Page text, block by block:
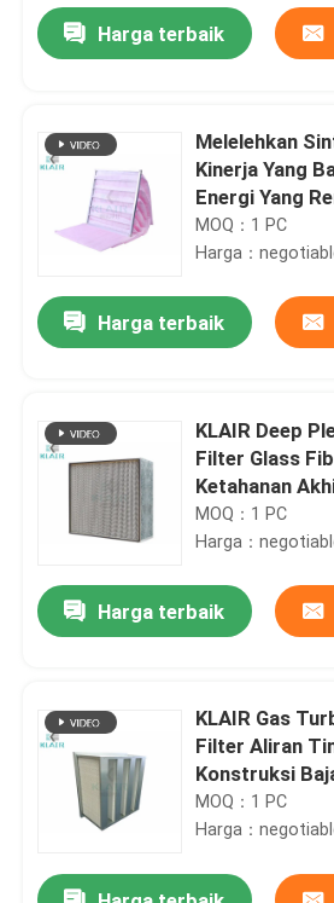
Rumah
Produk
Tentang kami
Harga terbaik
Melelehkan
Kinerja Yang
Energi Yang
MOQ：1 PC
Harga：
Harga terbaik
KLAIR Deep
Filter Glass
Ketahanan
MOQ：1 PC
Harga：
Harga terbaik
KLAIR Gas
Filter Aliran
Konstruksi
24x24x12
MOQ：1 PC
Harga：